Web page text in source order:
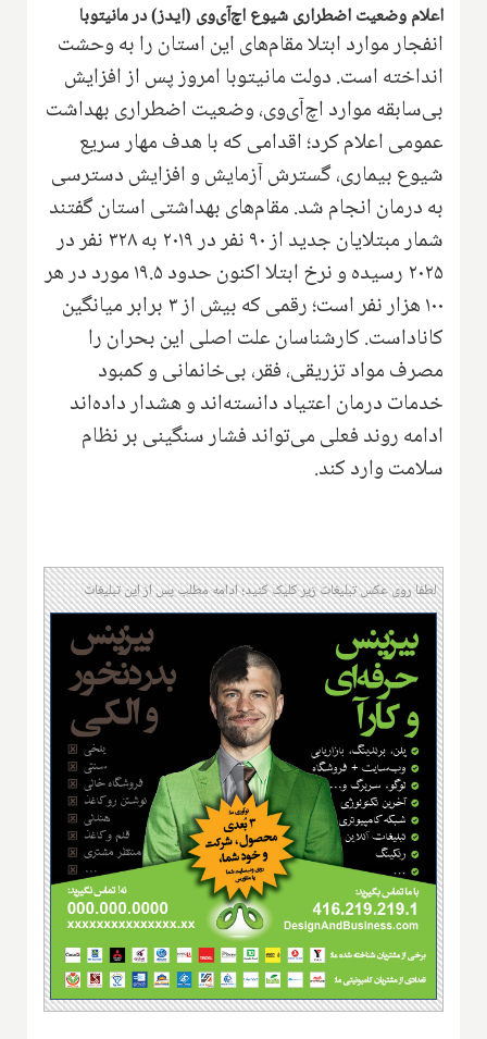
اعلام وضعیت اضطراری شیوع اچ‌آی‌وی (ایدز) در مانیتوبا
انفجار موارد ابتلا مقام‌های این استان را به وحشت
انداخته است. دولت مانیتوبا امروز پس از افزایش
بی‌سابقه موارد اچ‌آی‌وی، وضعیت اضطراری بهداشت
عمومی اعلام کرد؛ اقدامی که با هدف مهار سریع
شیوع بیماری، گسترش آزمایش و افزایش دسترسی
به درمان انجام شد. مقام‌های بهداشتی استان گفتند
شمار مبتلایان جدید از ۹۰ نفر در ۲۰۱۹ به ۳۲۸ نفر در
۲۰۲۵ رسیده و نرخ ابتلا اکنون حدود ۱۹.۵ مورد در هر
۱۰۰ هزار نفر است؛ رقمی که بیش از ۳ برابر میانگین
کاناداست. کارشناسان علت اصلی این بحران را
مصرف مواد تزریقی، فقر، بی‌خانمانی و کمبود
خدمات درمان اعتیاد دانسته‌اند و هشدار داده‌اند
ادامه روند فعلی می‌تواند فشار سنگینی بر نظام
سلامت وارد کند.
لطفا روی عکس تبلیغات زیر کلیک کنید؛ ادامه مطلب پس از این تبلیغات